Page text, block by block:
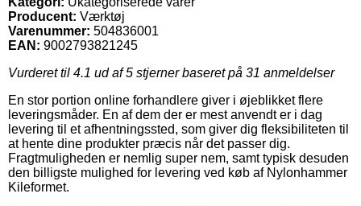
Producent: Værktøj
Varenummer: 504836001
EAN: 9002793821245
Vurderet til 4.1 ud af 5 stjerner baseret på 31 anmeldelser
En stor portion online forhandlere giver i øjeblikket flere
leveringsmåder. En af dem der er mest anvendt er i dag
levering til et afhentningssted, som giver dig fleksibiliteten til
at hente dine produkter præcis når det passer dig.
Fragtmuligheden er nemlig super nem, samt typisk desuden
den billigste mulighed for levering ved køb af Nylonhammer
Kileformet.